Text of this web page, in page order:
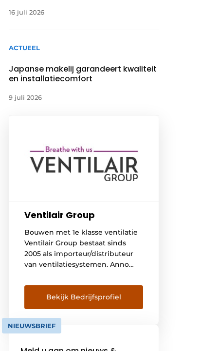
16 juli 2026
ACTUEEL
Japanse makelij garandeert kwaliteit
en installatiecomfort
9 juli 2026
Ventilair Group
Bouwen met 1e klasse ventilatie
Ventilair Group bestaat sinds
2005 als importeur/distributeur
van ventilatiesystemen. Anno
België, Duitsland, Frankrijk en
Nederland, en opereert de groep
tevens vanuit Denemarken en
Italië. Ventilair Group is
bovendien ook fabrikant van
Bekijk Bedrijfsprofiel
NIEUWSBRIEF